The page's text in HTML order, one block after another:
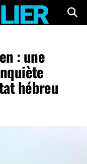
: une
hébreu